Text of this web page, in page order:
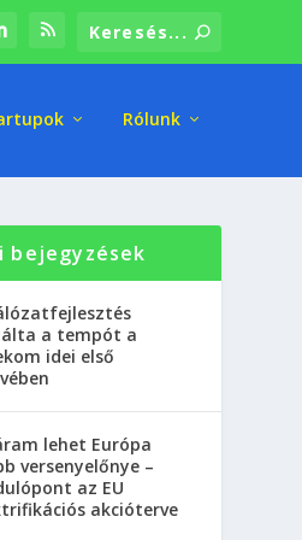
Rólunk
bejegyzések
a tempót a
idei első
lehet Európa
versenyelőnye –
az EU
akcióterve